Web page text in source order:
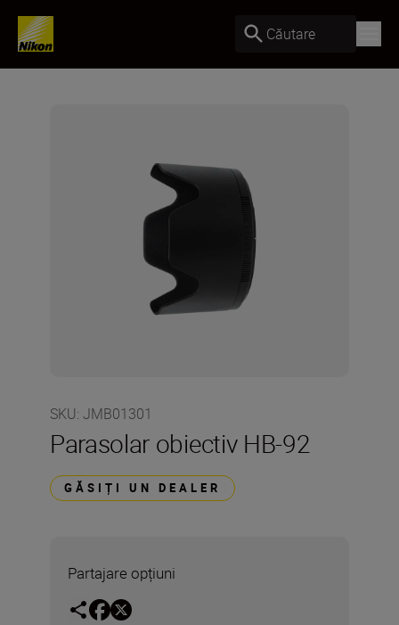
Căutare
SKU: JMB01301
Parasolar obiectiv HB-92
GĂSIȚI UN DEALER
Partajare opțiuni